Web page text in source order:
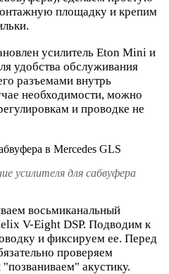
площадку и крепим
усилитель Eton Mini и
удобства обслуживания
разъемами внутрь
необходимости, можно
и проводке не
усилителя для сабвуфера
восьмиканальный
V-Eight DSP. Подводим к
и фиксируем ее. Перед
проверяем
акустику.